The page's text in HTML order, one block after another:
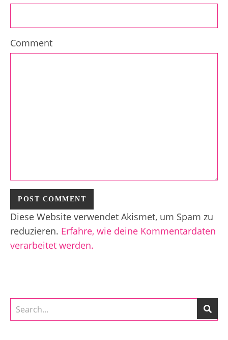
Comment
Diese Website verwendet Akismet, um Spam zu
reduzieren. Erfahre, wie deine Kommentardaten
verarbeitet werden.